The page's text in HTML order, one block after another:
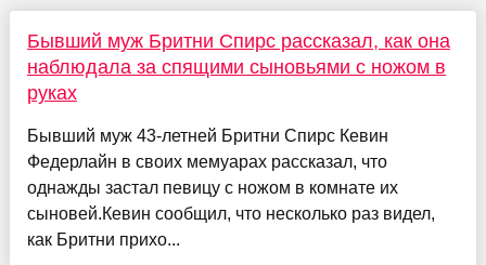
Бывший муж Бритни Спирс рассказал, как она
наблюдала за спящими сыновьями с ножом в
руках
Бывший муж 43-летней Бритни Спирс Кевин
Федерлайн в своих мемуарах рассказал, что
однажды застал певицу с ножом в комнате их
сыновей.Кевин сообщил, что несколько раз видел,
как Бритни прихо...